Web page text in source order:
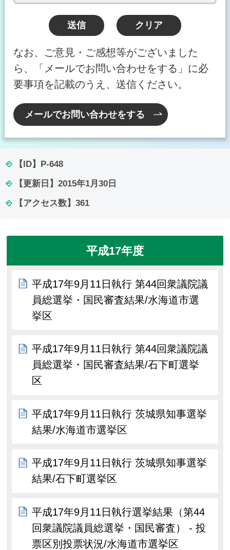
なお、ご意見・ご感想等がございました
ら、「メールでお問い合わせをする」に必
要事項を記載のうえ、送信ください。
メールでお問い合わせをする
【ID】 P-648
【更新日】 2015年1月30日
【アクセス数】 361
平成17年度
平成17年9月11日執行 第44回衆議院議
員総選挙・国民審査結果/水海道市選
挙区
平成17年9月11日執行 第44回衆議院議
員総選挙・国民審査結果/石下町選挙
区
平成17年9月11日執行 茨城県知事選挙
結果/水海道市選挙区
平成17年9月11日執行 茨城県知事選挙
結果/石下町選挙区
平成17年9月11日執行選挙結果（第44
回衆議院議員総選挙・国民審査） - 投
票区別投票状況/水海道市選挙区